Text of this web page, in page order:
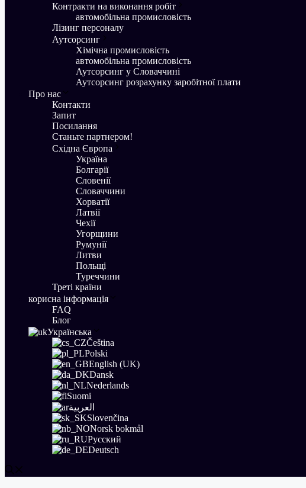
Контракти на виконання робіт
aвтомобільна промисловість
Лізинг персоналу
Аутсорсинг
Хімічна промисловість
aвтомобільна промисловість
Аутсорсинг у Словаччині
Аутсорсинг розрахунку заробітної плати
Про нас
Контакти
Запит
Посилання
Станьте партнером!
Східна Європа
Україна
Болгарії
Словенії
Словаччини
Хорватії
Латвії
Чехії
Угорщини
Румунії
Литви
Польщі
Туреччини
Треті країни
корисна інформація
FAQ
Блог
Українська
Čeština
Polski
English (UK)
Dansk
Nederlands
Suomi
العربية
Slovenčina
Norsk bokmål
Русский
Deutsch